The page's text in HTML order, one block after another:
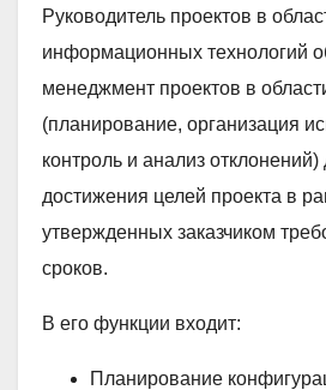
Руководитель проектов в
информационных технологий
менеджмент проектов в
(планирование, организация
контроль и анализ
достижения целей проекта в
утвержденных заказчиком
сроков.
В его функции входит:
Планирование